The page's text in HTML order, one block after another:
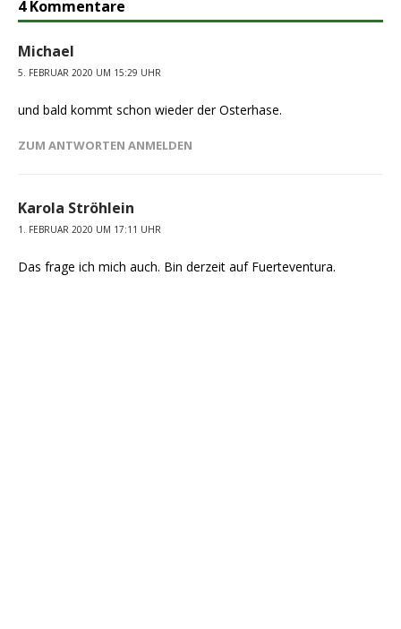
4 Kommentare
Michael
5. FEBRUAR 2020 UM 15:29 UHR
und bald kommt schon wieder der Osterhase.
ZUM ANTWORTEN ANMELDEN
Karola Ströhlein
1. FEBRUAR 2020 UM 17:11 UHR
Das frage ich mich auch. Bin derzeit auf Fuerteventura.